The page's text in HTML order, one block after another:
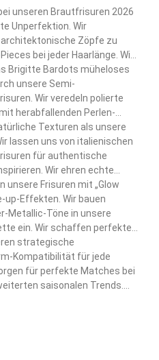
unseren Brautfrisuren 2026
Unperfektion. Wir
Zöpfe zu
bei jeder Haarlänge. Wir
Designs von Pixie-Cuts bis
Haaren an.
Brigitte Bardots müheloses
unsere Semi-
Wir veredeln polierte
herabfallenden Perlen-
Wir bringen den Juwelier-
raffinierten Styles.
Texturen als unsere
lassen uns von italienischen
für authentische
Wir ehren echte
in unseren Designs.
unsere Frisuren mit „Glow
up-Effekten. Wir bauen
Metallic-Töne in unsere
ein. Wir schaffen perfekte
Haar- und Make-up-
strategische
Kompatibilität für jede
für perfekte Matches bei
saisonalen Trends.